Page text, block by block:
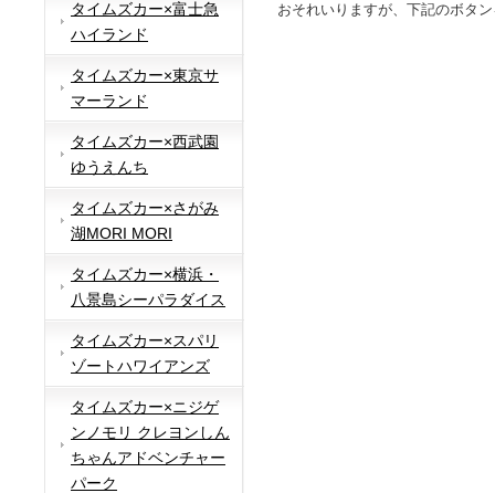
タイムズカー×富士急
ハイランド
タイムズカー×東京サ
マーランド
タイムズカー×西武園
ゆうえんち
タイムズカー×さがみ
湖MORI MORI
タイムズカー×横浜・
八景島シーパラダイス
タイムズカー×スパリ
ゾートハワイアンズ
タイムズカー×ニジゲ
ンノモリ クレヨンしん
ちゃんアドベンチャー
パーク
おそれいりますが、下記のボタ